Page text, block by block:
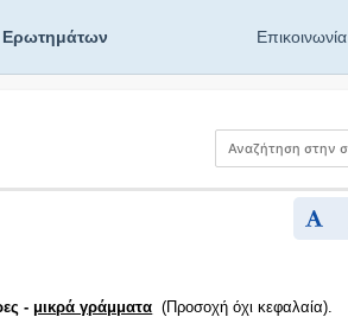
Επικοινωνία
- μικρά γράμματα (Προσοχή όχι κεφαλαία).